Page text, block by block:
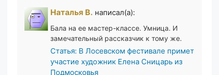
Наталья В. написал(а):
Бала на ее мастер-классе. Умница. И
замечательный рассказчик к тому же.
Статья: В Лосевском фестивале примет
участие художник Елена Сницарь из
Подмосковья